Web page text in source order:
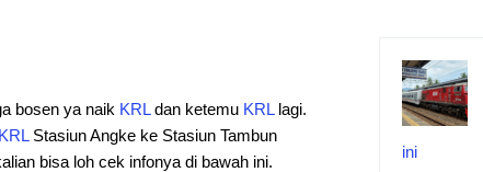
bosen ya naik KRLdan ketemu KRLlagi.
KRLStasiun Angke ke Stasiun Tambun
bisa loh cek infonya di bawah ini.
ini